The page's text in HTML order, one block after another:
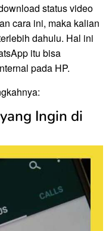
status video
cara ini, maka kalian
dahulu. Hal ini
itu bisa
pada HP.
Ingin di